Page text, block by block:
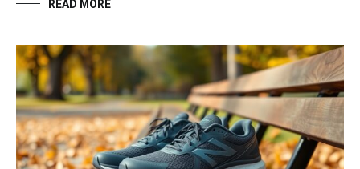
READ MORE